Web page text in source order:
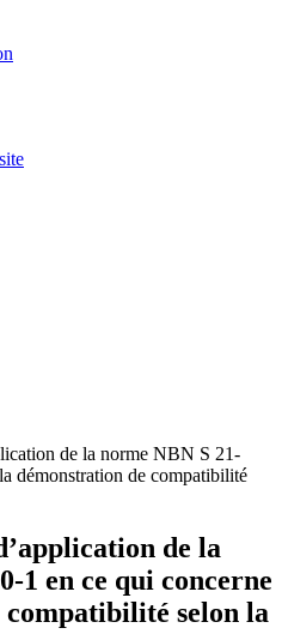
de la norme NBN S 21-
démonstration de compatibilité
de la
1 en ce qui concerne
selon la